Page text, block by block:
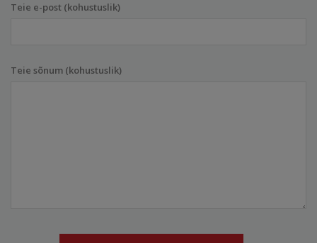
Teie e-post (kohustuslik)
Teie sõnum (kohustuslik)